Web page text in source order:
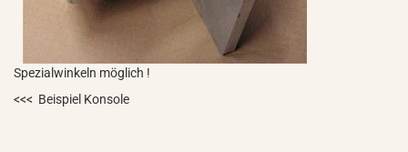
Spezialwinkeln möglich !
<<< Beispiel Konsole